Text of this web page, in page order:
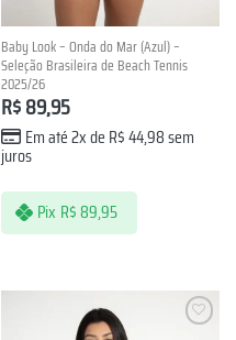
Baby Look – Onda do Mar (Azul) –
Seleção Brasileira de Beach Tennis
2025/26
R$89,95
Em até 2x de R$44,98sem
juros
Pix R$89,95